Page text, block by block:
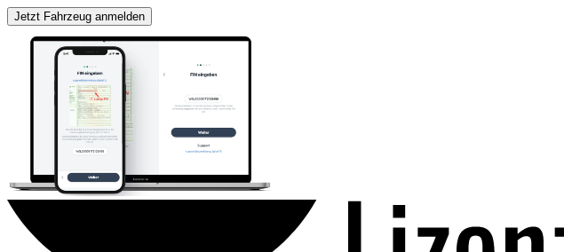
Jetzt Fahrzeug anmelden